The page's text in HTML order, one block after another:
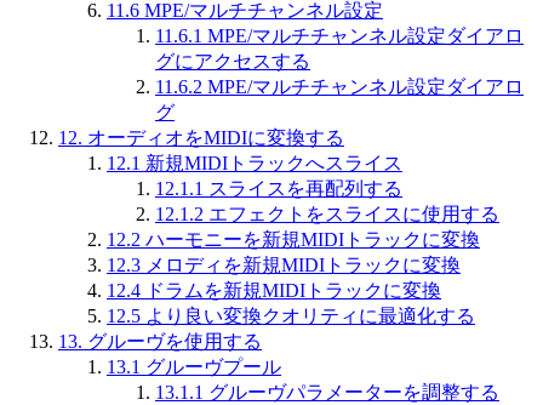
11.6 MPE/マルチチャンネル設定
11.6.1 MPE/マルチチャンネル設定ダイアロ
グにアクセスする
11.6.2 MPE/マルチチャンネル設定ダイアロ
グ
12. オーディオをMIDIに変換する
12.1 新規MIDIトラックへスライス
12.1.1 スライスを再配列する
12.1.2 エフェクトをスライスに使用する
12.2 ハーモニーを新規MIDIトラックに変換
12.3 メロディを新規MIDIトラックに変換
12.4 ドラムを新規MIDIトラックに変換
12.5 より良い変換クオリティに最適化する
13. グルーヴを使用する
13.1 グルーヴプール
13.1.1 グルーヴパラメーターを調整する